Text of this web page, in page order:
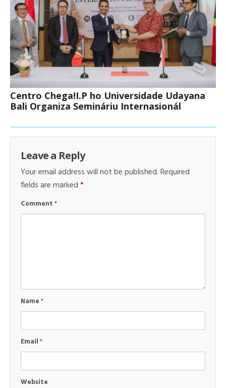
Centro Chega!I.P ho Universidade Udayana
Bali Organiza Semináriu Internasionál
Leave a Reply
Your email address will not be published.Required
fields are marked*
Comment*
Name*
Email*
Website